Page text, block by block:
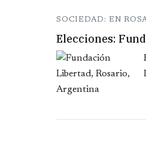
SOCIEDAD: EN
Elecciones: